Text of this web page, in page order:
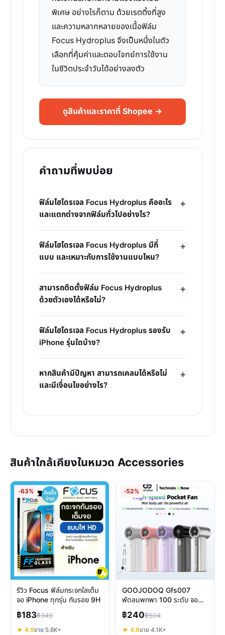
พิเศษ อย่างไรก็ตาม ด้วยเรตติ้งที่สูง
และความหลากหลายของเนื้อฟิล์ม
Focus Hydroplus จึงเป็นหนึ่งในตัว
เลือกที่คุ้มค่าและตอบโจทย์การใช้งาน
ในชีวิตประจำวันได้อย่างลงตัว
ดูสินค้าและราคาที่ Shopee →
คำถามที่พบบ่อย
ฟิล์มไฮโดรเจล Focus Hydroplus คืออะไร
และแตกต่างจากฟิล์มทั่วไปอย่างไร?
ฟิล์มไฮโดรเจล Focus Hydroplus มีกี่
แบบ และเหมาะกับการใช้งานแบบไหน?
สามารถติดตั้งฟิล์ม Focus Hydroplus
ด้วยตัวเองได้หรือไม่?
ฟิล์มไฮโดรเจล Focus Hydroplus รองรับ
iPhone รุ่นใดบ้าง?
หากสินค้ามีปัญหา สามารถเคลมได้หรือไม่
และมีเงื่อนไขอย่างไร?
สินค้าใกล้เคียงในหมวด Accessories
-63%
รีวิว Focus ฟิล์มกระจกใสเต็ม
จอ iPhone ทุกรุ่น กันรอย 9H
฿183฿349
★ 4.9ขาย 5.8K+
-52%
GOOJODOQ Gfs007
พัดลมพกพา 100 ระดับ จอ
LED แบต 4000mAh คลาย
ร้อนได้ทุกที่
฿240฿504
★ 4.9ขาย 4.1K+